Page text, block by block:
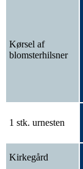
Kørsel af
blomsterhilsner
1 stk. urnesten
Kirkegård